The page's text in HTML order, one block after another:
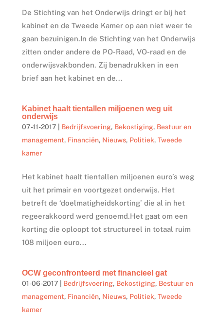
De Stichting van het Onderwijs dringt er bij het
kabinet en de Tweede Kamer op aan niet weer te
gaan bezuinigen.In de Stichting van het Onderwijs
zitten onder andere de PO-Raad, VO-raad en de
onderwijsvakbonden. Zij benadrukken in een
brief aan het kabinet en de...
Kabinet haalt tientallen miljoenen weg uit
onderwijs
07-11-2017 Bedrijfsvoering, Bekostiging, Bestuur en
management, Financiën, Nieuws, Politiek, Tweede
kamer
Het kabinet haalt tientallen miljoenen euro’s weg
uit het primair en voortgezet onderwijs. Het
betreft de ‘doelmatigheidskorting’ die al in het
regeerakkoord werd genoemd.Het gaat om een
korting die oploopt tot structureel in totaal ruim
108 miljoen euro...
OCW geconfronteerd met financieel gat
01-06-2017 Bedrijfsvoering, Bekostiging, Bestuur en
management, Financiën, Nieuws, Politiek, Tweede
kamer